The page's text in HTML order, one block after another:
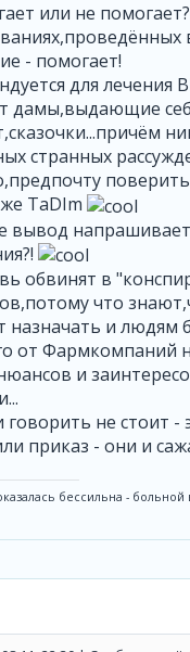
или не
- помогает!
для лечения
дамы,выдающие
странных
TaDIm
вывод
обвинят в
что
назначать и людям
от Фармкомпаний
и
говорить не стоит
приказ - они и
бессильна - больной